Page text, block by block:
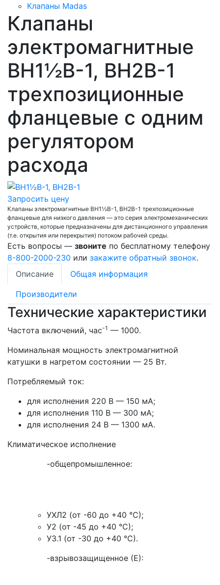
Клапаны Madas
Клапаны
электромагнитные
ВН1½В-1, ВН2В-1
трехпозиционные
фланцевые с одним
регулятором
расхода
Запросить цену
Клапаны электромагнитные ВН1½В-1, ВН2В-1 трехпозиционные
фланцевые для низкого давления — это серия электромеханических
устройств, которые предназначены для дистанционного управления
(т.е. открытия или перекрытия) потоком рабочей среды.
Есть вопросы — звоните по бесплатному телефону
8-800-2000-230 или закажите обратный звонок.
Описание
Общая информация
Производители
Технические характеристики
Частота включений, час-1 — 1000.
Номинальная мощность электромагнитной
катушки в нагретом состоянии — 25 Вт.
Потребляемый ток:
для исполнения 220 В — 150 мА;
для исполнения 110 В — 300 мА;
для исполнения 24 В — 1300 мА.
Климатическое исполнение
-общепромышленное:
УХЛ2 (от -60 до +40 °С);
У2 (от -45 до +40 °С);
У3.1 (от -30 до +40 °С).
-взрывозащищенное (Е):